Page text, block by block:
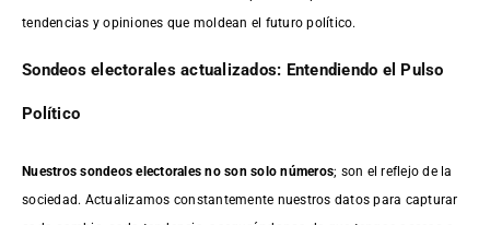
tendencias y opiniones que moldean el futuro político.
Sondeos electorales actualizados: Entendiendo el Pulso
Político
Nuestros sondeos electorales no son solo números; son el reflejo de la
sociedad. Actualizamos constantemente nuestros datos para capturar